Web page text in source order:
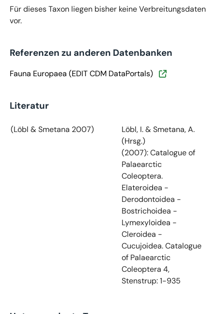
Für dieses Taxon liegen bisher keine Verbreitungsdaten
vor.
Referenzen zu anderen Datenbanken
Fauna Europaea (EDIT CDM DataPortals)
Literatur
(Löbl & Smetana 2007)
Löbl, I. & Smetana, A.
(Hrsg.)
(2007): Catalogue of
Palaearctic
Coleoptera.
Elateroidea -
Derodontoidea -
Bostrichoidea -
Lymexyloidea -
Cleroidea -
Cucujoidea. Catalogue
of Palaearctic
Coleoptera 4,
Stenstrup: 1-935